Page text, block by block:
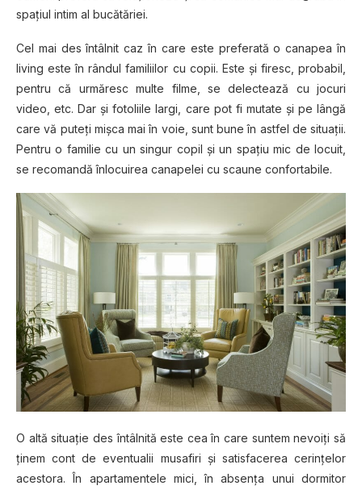
spaţiul intim al bucătăriei.
Cel mai des întâlnit caz în care este preferată o canapea în
living este în rândul familiilor cu copii. Este şi firesc, probabil,
pentru că urmăresc multe filme, se delectează cu jocuri
video, etc. Dar şi fotoliile largi, care pot fi mutate şi pe lângă
care vă puteţi mişca mai în voie, sunt bune în astfel de situaţii.
Pentru o familie cu un singur copil şi un spaţiu mic de locuit,
se recomandă înlocuirea canapelei cu scaune confortabile.
O altă situaţie des întâlnită este cea în care suntem nevoiţi să
ţinem cont de eventualii musafiri şi satisfacerea cerinţelor
acestora. În apartamentele mici, în absenţa unui dormitor